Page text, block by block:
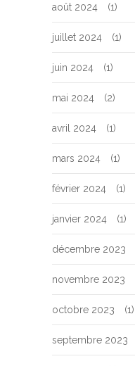
août 2024 (1)
juillet 2024 (1)
juin 2024 (1)
mai 2024 (2)
avril 2024 (1)
mars 2024 (1)
février 2024 (1)
janvier 2024 (1)
décembre 2023
novembre 2023
octobre 2023 (1)
septembre 2023